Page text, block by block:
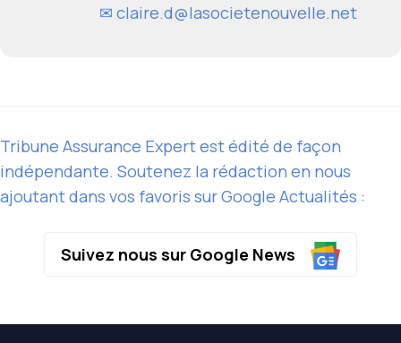
✉ claire.d@lasocietenouvelle.net
Tribune Assurance Expert est édité de façon
indépendante. Soutenez la rédaction en nous
ajoutant dans vos favoris sur Google Actualités :
Suivez nous sur Google News